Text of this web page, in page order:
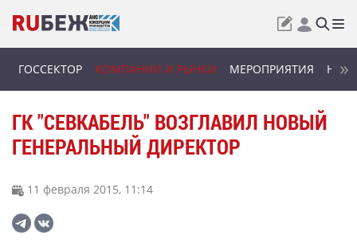
ГОССЕКТОР КОМПАНИИ И РЫНКИ МЕРОПРИЯТИЯ
ГК "СЕВКАБЕЛЬ" ВОЗГЛАВИЛ НОВЫЙ
ГЕНЕРАЛЬНЫЙ ДИРЕКТОР
11 февраля 2015, 11:14